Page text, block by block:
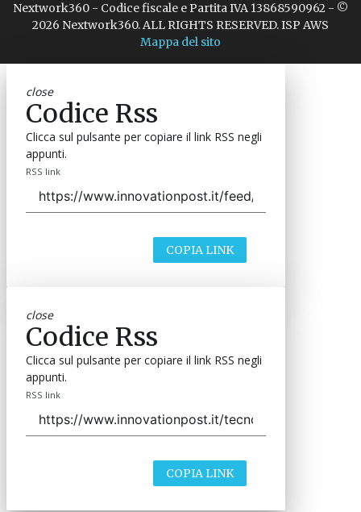
Nextwork360 - Codice fiscale e Partita IVA 13868590962 - ©
2026 Nextwork360. ALL RIGHTS RESERVED. ISP AWS
Mappa del sito
close
Codice Rss
Clicca sul pulsante per copiare il link RSS negli
appunti.
RSS link
COPIA LINK
close
Codice Rss
Clicca sul pulsante per copiare il link RSS negli
appunti.
RSS link
COPIA LINK